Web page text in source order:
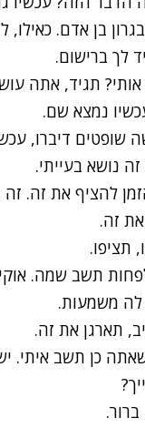
בן אדם. כאילו,
לך ברישום.
תגיד, אתה
נמצא שם.
שופטים דיברו,
נושא בעייתי.
להציף את זה.
זה.
תציפו.
תשב שמה.
לה משמעות.
תארגן את זה.
כן תשב איתי.